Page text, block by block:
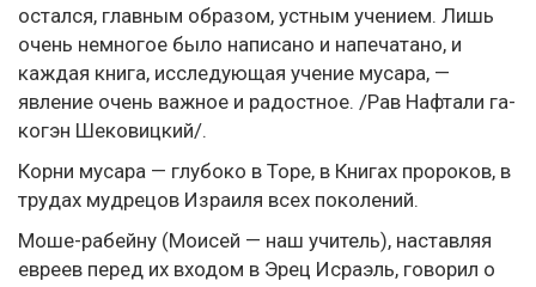
остался, главным образом, устным учением. Лишь
очень немногое было написано и напечатано, и
каждая книга, исследующая учение мусара, —
явление очень важное и радостное. /Рав Нафтали га-
когэн Шековицкий/.
Корни мусара — глубоко в Торе, в Книгах пророков, в
трудах мудрецов Израиля всех поколений.
Моше-рабейну (Моисей — наш учитель), наставляя
евреев перед их входом в Эрец Исраэль, говорил о